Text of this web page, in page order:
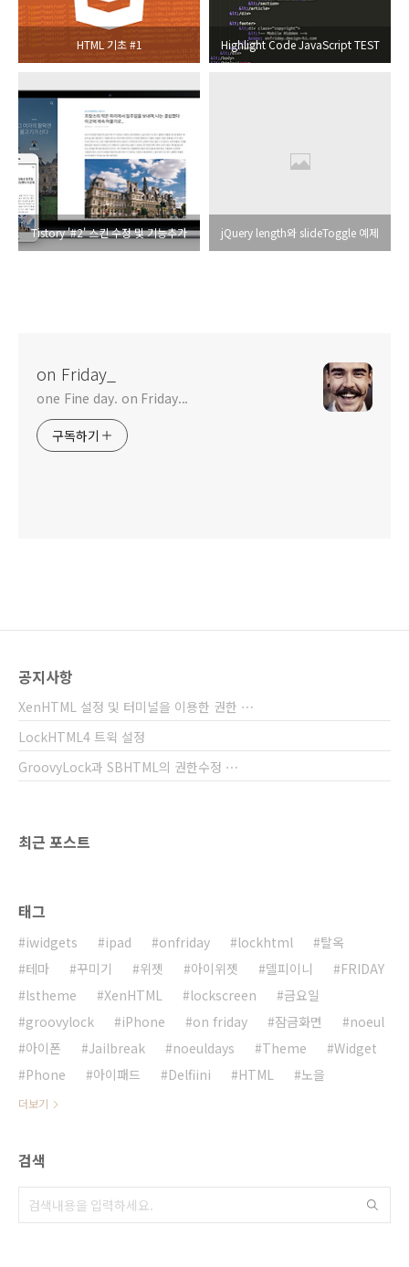
HTML 기초 #1 Highlight Code JavaScript TEST
Tistory '#2' 스킨 수정 및 기능추가 jQuery length와 slideToggle 예제
on Friday_
one Fine day. on Friday...
구독하기
공지사항
XenHTML 설정 및 터미널을 이용한 권한 ⋯
LockHTML4 트윅 설정
GroovyLock과 SBHTML의 권한수정 ⋯
최근 포스트
태그
iwidgets ipad onfriday lockhtml
탈옥
테마
꾸미기 위젯 아이위젯 델피이니
FRIDAY
lstheme
XenHTML lockscreen
금요일
groovylock
iPhone on friday 잠금화면
noeul
아이폰
Jailbreak noeuldays Theme
Widget
Phone
아이패드 Delfiini HTML 노을
더보기
검색